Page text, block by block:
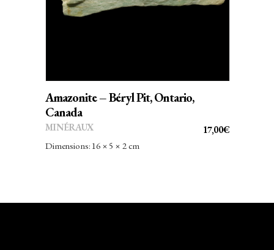
Amazonite – Béryl Pit, Ontario,
Canada
17,00€
MINÉRAUX
Dimensions: 16 × 5 × 2 cm